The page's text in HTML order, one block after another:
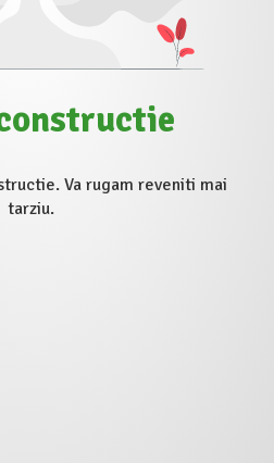
Va rugam reveniti mai
tarziu.